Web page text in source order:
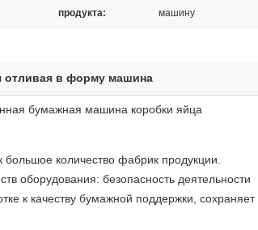
продукта:
машину
отливая в форму машина
бумажная машина коробки яйца
количество фабрик продукции.
оборудования: безопасность деятельности
к качеству бумажной поддержки, сохраняет